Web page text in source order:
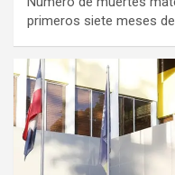
primeros siete meses